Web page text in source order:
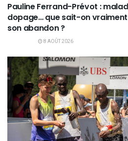
Pauline Ferrand-Prévot :
dopage… que sait-on
son abandon ?
8 AOÛT 2026